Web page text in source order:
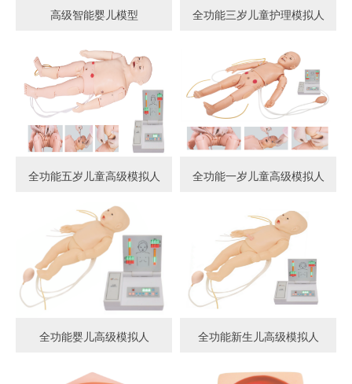
高级智能婴儿模型 全功能三岁儿童护理模拟人
全功能五岁儿童高级模拟人 全功能一岁儿童高级模拟人
全功能婴儿高级模拟人 全功能新生儿高级模拟人